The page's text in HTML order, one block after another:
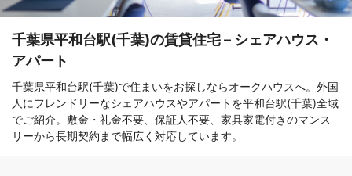
千葉県平和台駅(千葉)の賃貸住宅 – シェアハウス・
アパート
千葉県平和台駅(千葉)で住まいをお探しならオークハウスへ。外国
人にフレンドリーなシェアハウスやアパートを平和台駅(千葉)全域
でご紹介。敷金・礼金不要、保証人不要、家具家電付きのマンス
リーから長期契約まで幅広く対応しています。